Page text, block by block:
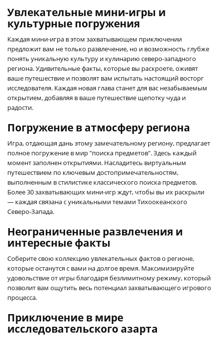
Увлекательные мини-игры и
культурные погружения
Каждая мини-игра в этом захватывающем приключении
предложит вам не только развлечение, но и возможность глубже
понять уникальную культуру и кулинарию северо-западного
региона. Удивительные факты, которые вы раскроете, оживят
ваше путешествие и позволят вам испытать настоящий восторг
исследователя. Каждая новая глава станет для вас незабываемым
открытием, добавляя в ваше путешествие щепотку чуда и
радости.
Погружение в атмосферу региона
Игра, отдающая дань этому замечательному региону, предлагает
полное погружение в мир "поиска предметов". Здесь каждый
момент заполнен открытиями. Насладитесь виртуальным
путешествием по ключевым достопримечательностям,
выполненным в стилистике классического поиска предметов.
Более 30 захватывающих мини-игр ждут, чтобы вы их раскрыли
— каждая связана с уникальными темами Тихоокеанского
Северо-Запада.
Неограниченные развлечения и
интересные факты
Соберите свою коллекцию увлекательных фактов о регионе,
которые останутся с вами на долгое время. Максимизируйте
удовольствие от игры благодаря безлимитному режиму, который
позволит вам ощутить весь потенциал захватывающего игрового
процесса.
Приключение в мире
исследовательского азарта